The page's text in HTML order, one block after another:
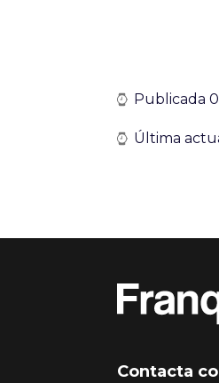
Publicada
Última
Contacta